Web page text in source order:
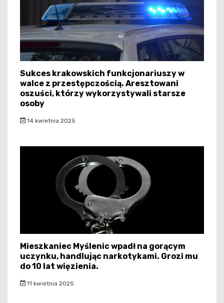
Sukces krakowskich funkcjonariuszy w
walce z przestępczością. Aresztowani
oszuści, którzy wykorzystywali starsze
osoby
14 kwietnia 2025
Mieszkaniec Myślenic wpadł na gorącym
uczynku, handlując narkotykami. Grozi mu
do 10 lat więzienia.
11 kwietnia 2025